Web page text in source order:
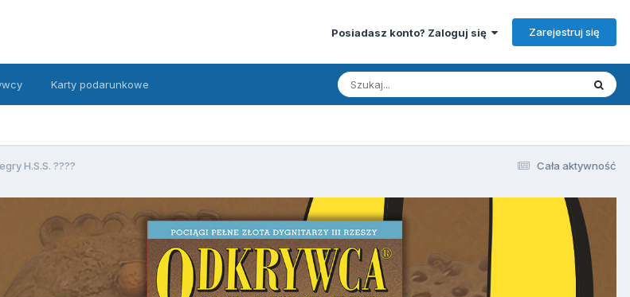
Posiadasz konto? Zaloguj się Zarejestruj się
Karty podarunkowe
Cała aktywność
H.S.S. ????